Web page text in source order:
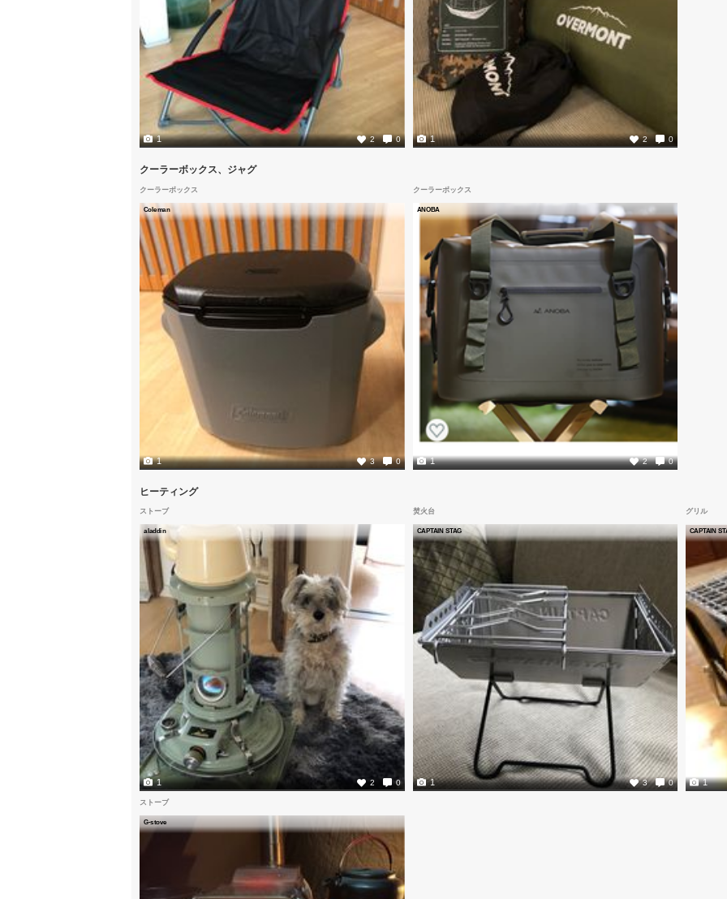
2 0
1 2 0
1
クーラーボックス、ジャグ
クーラーボックス
Coleman
3 0
1
クーラーボックス
ANOBA
2 0
1
ヒーティング
ストーブ
aladdin
2 0
1
焚火台
CAPTAIN STAG
3 0
1
グリル
CAPTAIN
1
ストーブ
G-stove